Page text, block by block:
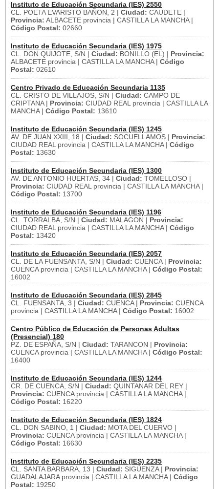
Instituto de Educación Secundaria (IES) 2550
CL. POETA EVARISTO BAÑON, 2 | Ciudad: CAUDETE |
Provincia: ALBACETE provincia | CASTILLA LA MANCHA |
Código Postal: 02660
Instituto de Educación Secundaria (IES) 1975
CL. DON QUIJOTE, S/N | Ciudad: BONILLO (EL) | Provincia:
ALBACETE provincia | CASTILLA LA MANCHA | Código
Postal: 02610
Centro Privado de Educación Secundaria 1135
CL. CRISTO DE VILLAJOS, S/N | Ciudad: CAMPO DE
CRIPTANA | Provincia: CIUDAD REAL provincia | CASTILLA LA
MANCHA | Código Postal: 13610
Instituto de Educación Secundaria (IES) 1245
AV. DE JUAN XXIII, 18 | Ciudad: SOCUELLAMOS | Provincia:
CIUDAD REAL provincia | CASTILLA LA MANCHA | Código
Postal: 13630
Instituto de Educación Secundaria (IES) 1300
AV. DE ANTONIO HUERTAS, 34 | Ciudad: TOMELLOSO |
Provincia: CIUDAD REAL provincia | CASTILLA LA MANCHA |
Código Postal: 13700
Instituto de Educación Secundaria (IES) 1196
CL. TORRALBA, S/N | Ciudad: MALAGON | Provincia:
CIUDAD REAL provincia | CASTILLA LA MANCHA | Código
Postal: 13420
Instituto de Educación Secundaria (IES) 2057
CL. DE LA FUENSANTA, S/N | Ciudad: CUENCA | Provincia:
CUENCA provincia | CASTILLA LA MANCHA | Código Postal:
16002
Instituto de Educación Secundaria (IES) 2845
CL. FUENSANTA, 3 | Ciudad: CUENCA | Provincia: CUENCA
provincia | CASTILLA LA MANCHA | Código Postal: 16002
Centro Público de Educación de Personas Adultas
(Presencial) 180
PZ. DE ESPAÑA, S/N | Ciudad: TARANCON | Provincia:
CUENCA provincia | CASTILLA LA MANCHA | Código Postal:
16400
Instituto de Educación Secundaria (IES) 1244
CR. DE CUENCA, S/N | Ciudad: QUINTANAR DEL REY |
Provincia: CUENCA provincia | CASTILLA LA MANCHA |
Código Postal: 16220
Instituto de Educación Secundaria (IES) 1824
CL. DON SABINO, 1 | Ciudad: MOTA DEL CUERVO |
Provincia: CUENCA provincia | CASTILLA LA MANCHA |
Código Postal: 16630
Instituto de Educación Secundaria (IES) 2235
CL. SANTA BARBARA, 13 | Ciudad: SIGÜENZA | Provincia:
GUADALAJARA provincia | CASTILLA LA MANCHA | Código
Postal: 19250